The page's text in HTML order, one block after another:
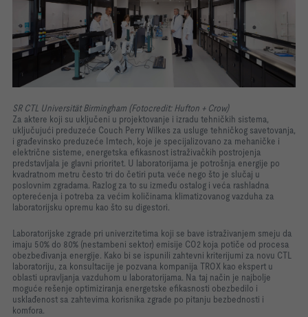
SR CTL Universität Birmingham (Fotocredit: Hufton + Crow)
Za aktere koji su uključeni u projektovanje i izradu tehničkih sistema,
uključujući preduzeće Couch Perry Wilkes za usluge tehničkog savetovanja,
i građevinsko preduzeće Imtech, koje je specijalizovano za mehaničke i
električne sisteme, energetska efikasnost istraživačkih postrojenja
predstavljala je glavni prioritet. U laboratorijama je potrošnja energije po
kvadratnom metru često tri do četiri puta veće nego što je slučaj u
poslovnim zgradama. Razlog za to su između ostalog i veća rashladna
opterećenja i potreba za većim količinama klimatizovanog vazduha za
laboratorijsku opremu kao što su digestori.
Laboratorijske zgrade pri univerzitetima koji se bave istraživanjem smeju da
imaju 50% do 80% (nestambeni sektor) emisije CO2 koja potiče od procesa
obezbeđivanja energije. Kako bi se ispunili zahtevni kriterijumi za novu CTL
laboratoriju, za konsultacije je pozvana kompanija TROX kao ekspert u
oblasti upravljanja vazduhom u laboratorijama. Na taj način je najbolje
moguće rešenje optimiziranja energetske efikasnosti obezbedilo i
usklađenost sa zahtevima korisnika zgrade po pitanju bezbednosti i
komfora.